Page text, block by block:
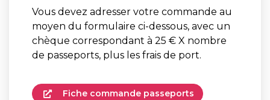
Vous devez adresser votre commande au
moyen du formulaire ci-dessous, avec un
chèque correspondant à 25 € X nombre
de passeports, plus les frais de port.
Fiche commande passeports